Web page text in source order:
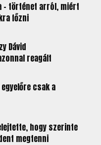
– történet arról, miért
főzni
Dávid
reagált
csak a
hogy szerinte
megtenni